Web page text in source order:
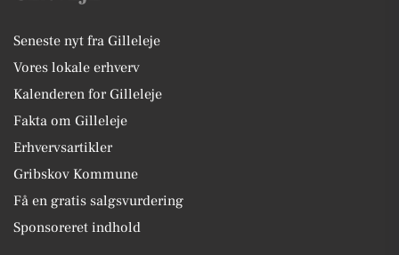
Seneste nyt fra Gilleleje
Vores lokale erhverv
Kalenderen for Gilleleje
Fakta om Gilleleje
Erhvervsartikler
Gribskov Kommune
Få en gratis salgsvurdering
Sponsoreret indhold